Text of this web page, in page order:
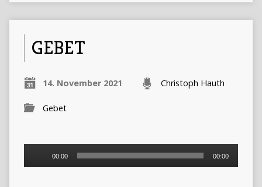
GEBET
14. November 2021 Christoph Hauth
Gebet
00:00 00:00